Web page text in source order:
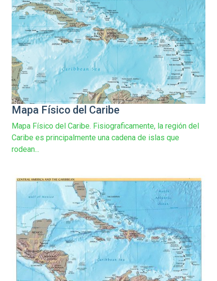
Mapa Físico del Caribe
Mapa Físico del Caribe. Fisiograficamente, la región del
Caribe es principalmente una cadena de islas que
rodean...